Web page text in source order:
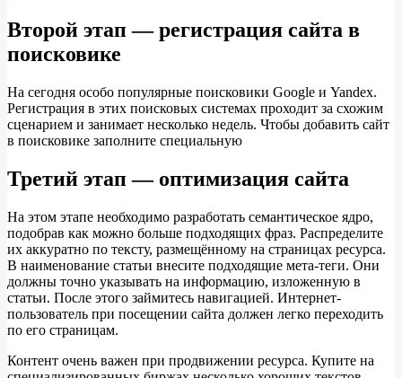
Второй этап — регистрация сайта в
поисковике
На сегодня особо популярные поисковики Google и Yandex.
Регистрация в этих поисковых системах проходит за схожим
сценарием и занимает несколько недель. Чтобы добавить сайт
в поисковике заполните специальную
Третий этап — оптимизация сайта
На этом этапе необходимо разработать семантическое ядро,
подобрав как можно больше подходящих фраз. Распределите
их аккуратно по тексту, размещённому на страницах ресурса.
В наименование статьи внесите подходящие мета-теги. Они
должны точно указывать на информацию, изложенную в
статьи. После этого займитесь навигацией. Интернет-
пользователь при посещении сайта должен легко переходить
по его страницам.
Контент очень важен при продвижении ресурса. Купите на